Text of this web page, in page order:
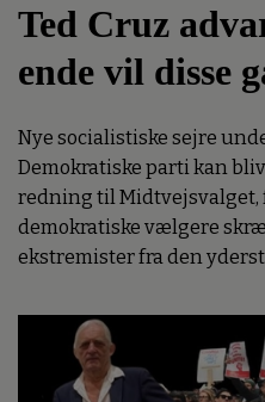
Ted Cruz
ende vil disse
Nye socialistiske sejre
Demokratiske parti kan
redning til
demokratiske vælgere
ekstremister fra den